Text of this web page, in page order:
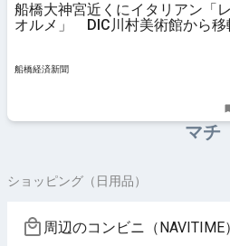
船橋大神宮近くにイタリアン「レ
オルメ」 DIC川村美術館から移
船橋経済新聞
マチ
ショッピング（日用品）
周辺のコンビニ（NAVITIME）